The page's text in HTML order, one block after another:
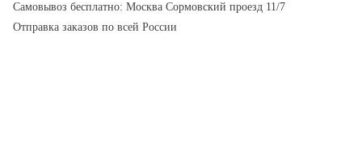
Самовывоз бесплатно: Москва Сормовский проезд 11/7
Отправка заказов по всей России